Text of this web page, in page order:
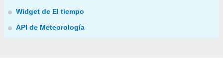
Widget de El tiempo
API de Meteorología